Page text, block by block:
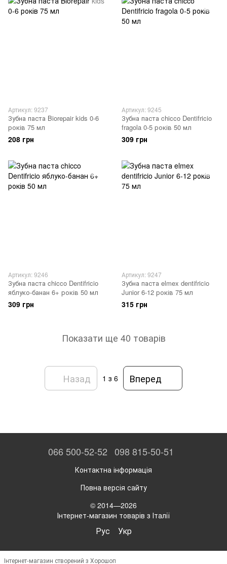
Артикул: 9237
Зубна паста Biorepair kids 0-6
років 75 мл
208 грн
Артикул: 9245
Зубна паста chicco Dentifricio
fragola 0-5 років 50 мл
309 грн
Артикул: 9246
Зубна паста chicco Dentifricio
яблуко-банан 6+ років 50 мл
309 грн
Артикул: 9247
Зубна паста elmex dentifricio
Junior 6-12 років 75 мл
315 грн
Показати ще 40 товарів
Назад 1 з 6 Вперед
066 500-52-52 098 815-50-51
Контактна інформація
Повна версія сайту
© 2014—2026
Інтернет-магазин товарів з Італії
Рус Укр
Інтернет-магазин створений з Хорошоп